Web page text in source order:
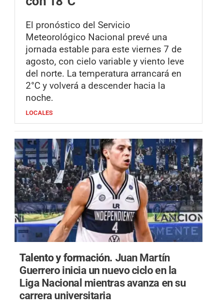
El pronóstico del Servicio
Meteorológico Nacional prevé una
jornada estable para este viernes 7 de
agosto, con cielo variable y viento leve
del norte. La temperatura arrancará en
2°C y volverá a descender hacia la
noche.
LOCALES
Talento y formación. Juan Martín
Guerrero inicia un nuevo ciclo en la
Liga Nacional mientras avanza en su
carrera universitaria